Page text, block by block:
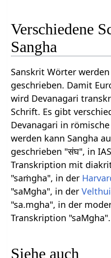
Verschiedene
Sangha
Sanskrit Wörter
geschrieben. Damit
wird Devanagari
Schrift. Es gibt
Devanagari in
werden kann Sangha
geschrieben "संघ", in
Transkription mit
"saṁgha", in der
"saMgha", in der
"sa.mgha", in der
Transkription "saMgha".
Siehe auch